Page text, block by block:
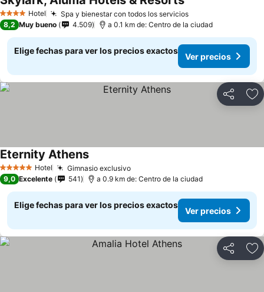
4 EstrellasHotel Spa y bienestar con todos los servicios
8,2 Muy bueno 4.509 a 0.1 km de: Centro de la ciudad
Elige fechas para ver los precios exactos
Ver precios
Compartir
5 Estrellas Hotel Gimnasio exclusivo
Eternity Athens
9,0 Excelente 541 a 0.9 km de: Centro de la ciudad
Elige fechas para ver los precios exactos
Ver precios
Compartir